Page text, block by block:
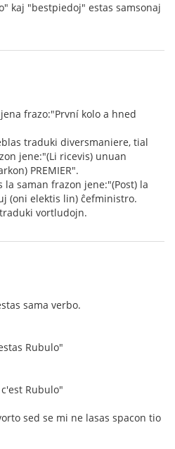
kaj "bestpiedoj" estas samsonaj
frazo:"První kolo a hned
traduki diversmaniere, tial
jene:"(Li ricevis) unuan
PREMIER".
saman frazon jene:"(Post) la
(oni elektis lin) ĉefministro.
vortludojn.
sama verbo.
Rubulo"
Rubulo"
sed se mi ne lasas spacon tio